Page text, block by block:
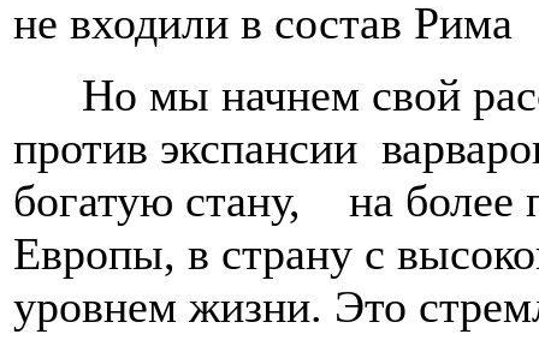
не входили в состав Рима
Но мы начнем свой
против экспансии
богатую стану, на более
Европы, в страну с
уровнем жизни. Это